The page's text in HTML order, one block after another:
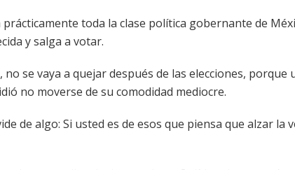
prácticamente toda la clase política gobernante de
y salga a votar.
no se vaya a quejar después de las elecciones,
no moverse de su comodidad mediocre.
de algo: Si usted es de esos que piensa que alzar